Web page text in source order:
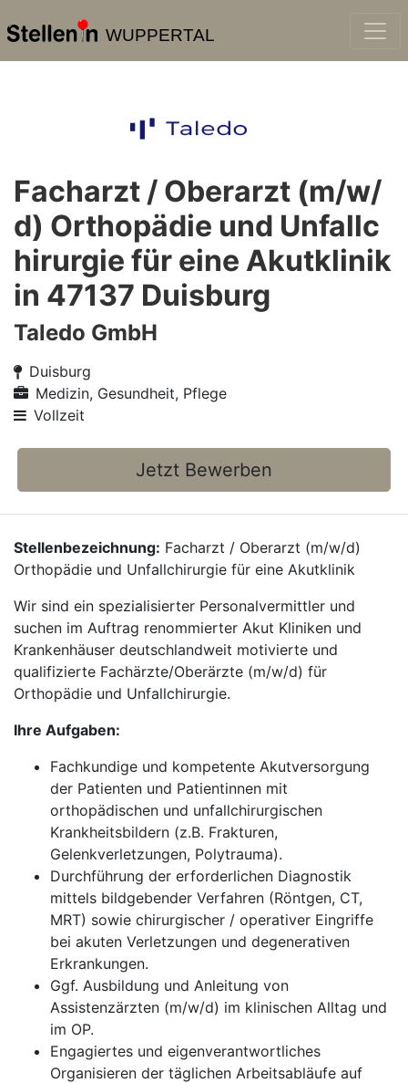
WUPPERTAL
Facharzt / Oberarzt (m/w/
d) Orthopädie und Unfallc
hirurgie für eine Akutklinik
in 47137 Duisburg
Taledo GmbH
Duisburg
Medizin, Gesundheit, Pflege
Vollzeit
Jetzt Bewerben
Stellenbezeichnung: Facharzt / Oberarzt (m/w/d)
Orthopädie und Unfallchirurgie für eine Akutklinik
Wir sind ein spezialisierter Personalvermittler und
suchen im Auftrag renommierter Akut Kliniken und
Krankenhäuser deutschlandweit motivierte und
qualifizierte Fachärzte/Oberärzte (m/w/d) für
Orthopädie und Unfallchirurgie.
Ihre Aufgaben:
Fachkundige und kompetente Akutversorgung
der Patienten und Patientinnen mit
orthopädischen und unfallchirurgischen
Krankheitsbildern (z.B. Frakturen,
Gelenkverletzungen, Polytrauma).
Durchführung der erforderlichen Diagnostik
mittels bildgebender Verfahren (Röntgen, CT,
MRT) sowie chirurgischer / operativer Eingriffe
bei akuten Verletzungen und degenerativen
Erkrankungen.
Ggf. Ausbildung und Anleitung von
Assistenzärzten (m/w/d) im klinischen Alltag und
im OP.
Engagiertes und eigenverantwortliches
Organisieren der täglichen Arbeitsabläufe auf